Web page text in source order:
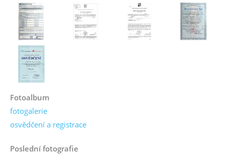
Fotoalbum
fotogalerie
osvědčení a registrace
Poslední fotografie